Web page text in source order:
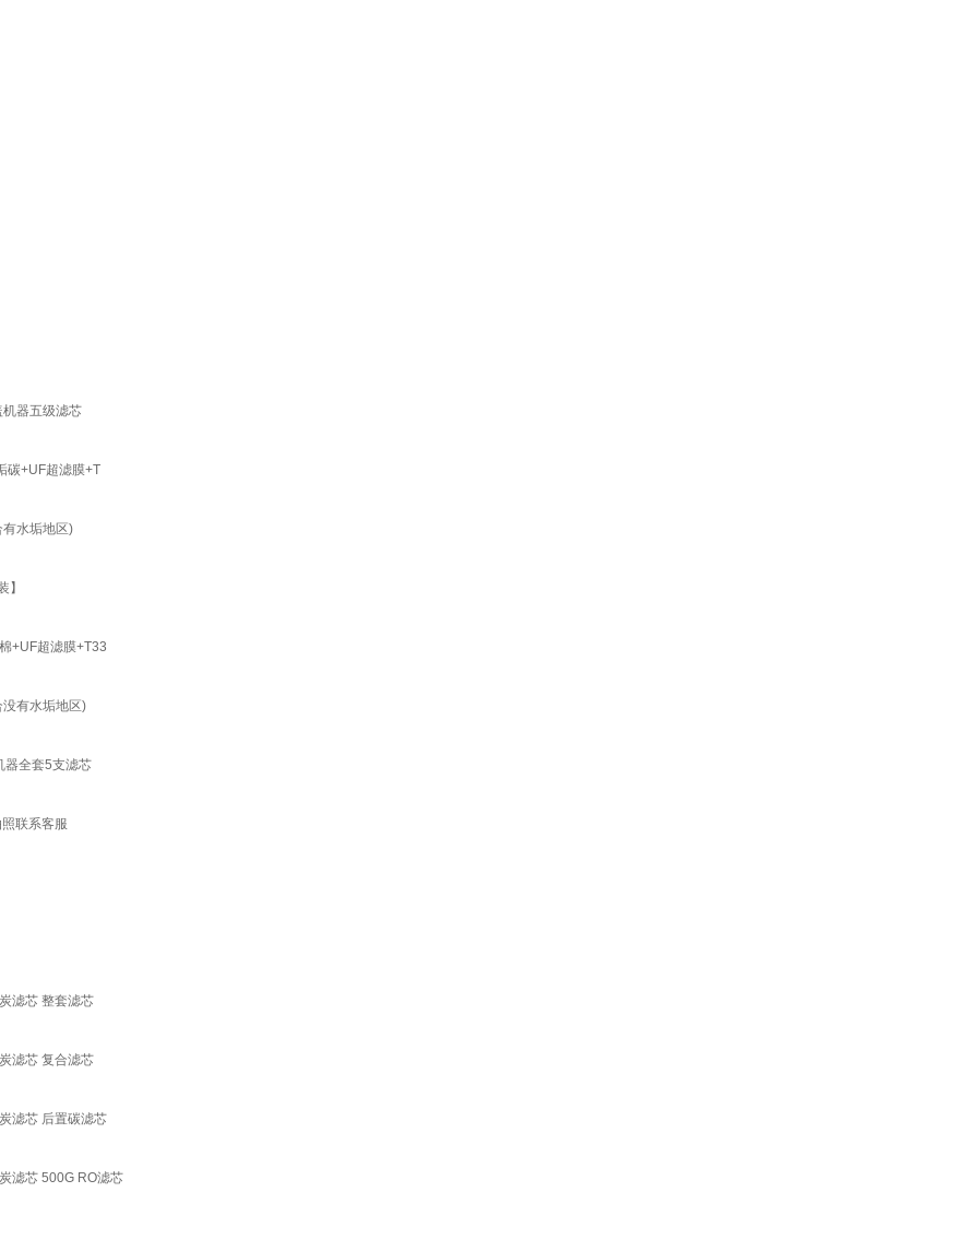
器五级滤芯
碳+UF超滤膜+T
水垢地区)
】
+UF超滤膜+T33
有水垢地区)
器全套5支滤芯
联系客服
滤芯 整套滤芯
滤芯 复合滤芯
滤芯 后置碳滤芯
滤芯 500G RO滤芯